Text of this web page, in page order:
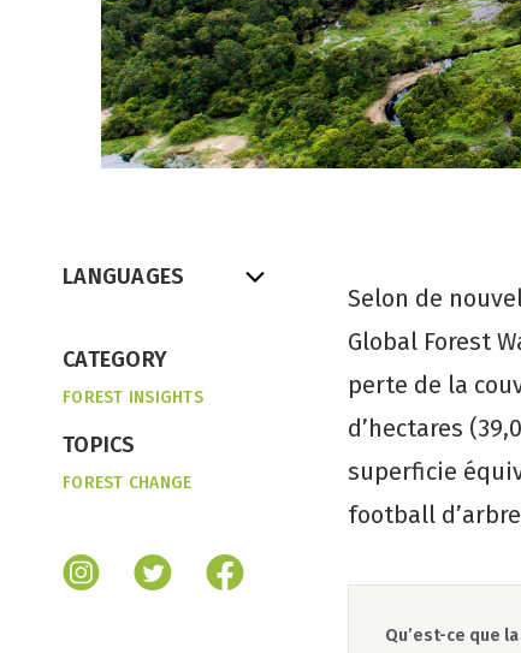
LANGUAGES
CATEGORY
FOREST INSIGHTS
TOPICS
FOREST CHANGE
Selon de
Global Forest
perte de la
d’hectares
superficie
football
Qu’est-ce que